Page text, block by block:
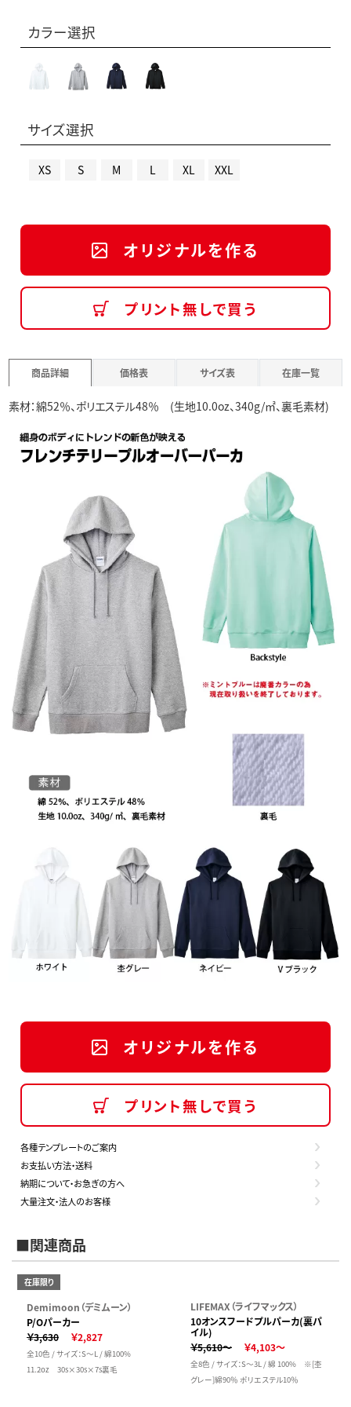
カラー選択
サイズ選択
XS S M L XL XXL
オリジナルを作る
プリント無しで買う
商品詳細 価格表 サイズ表 在庫一覧
素材：綿52％、ポリエステル48％ (生地10.0oz、340g/㎡、裏毛素材)
オリジナルを作る
プリント無しで買う
各種テンプレートのご案内
お支払い方法・送料
納期について・お急ぎの方へ
大量注文・法人のお客様
■関連商品
在庫限り
Demimoon（デミムーン）
P/Oパーカー
￥3,630
￥2,827
全10色 / サイズ：S～L / 綿100%
11.2oz 30s×30s×7s裏毛
LIFEMAX（ライフマックス）
10オンスフードプルパーカ(裏パ
イル)
￥5,610～
￥4,103～
全8色 / サイズ：S～3L / 綿 100% ※[杢
グレー]綿90％ ポリエステル10％